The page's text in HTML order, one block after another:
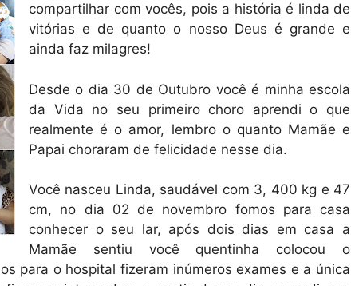
compartilhar com vocês, pois a história é linda de
vitórias e de quanto o nosso Deus é grande e
ainda faz milagres!
Desde o dia 30 de Outubro você é minha escola
da Vida no seu primeiro choro aprendi o que
realmente é o amor, lembro o quanto Mamãe e
Papai choraram de felicidade nesse dia.
Você nasceu Linda, saudável com 3, 400 kg e 47
cm, no dia 02 de novembro fomos para casa
conhecer o seu lar, após dois dias em casa a
Mamãe sentiu você quentinha colocou o
para o hospital fizeram inúmeros exames e a única